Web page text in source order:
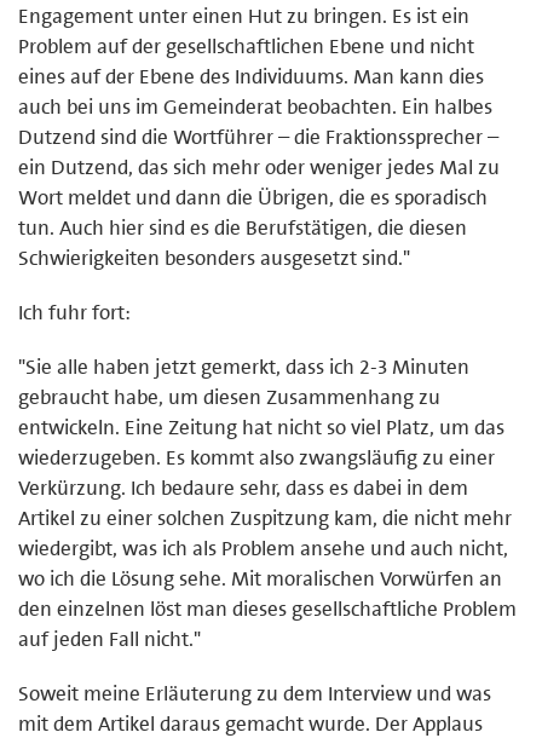
Engagement unter einen Hut zu bringen. Es ist ein
Problem auf der gesellschaftlichen Ebene und nicht
eines auf der Ebene des Individuums. Man kann dies
auch bei uns im Gemeinderat beobachten. Ein halbes
Dutzend sind die Wortführer – die Fraktionssprecher –
ein Dutzend, das sich mehr oder weniger jedes Mal zu
Wort meldet und dann die Übrigen, die es sporadisch
tun. Auch hier sind es die Berufstätigen, die diesen
Schwierigkeiten besonders ausgesetzt sind."
Ich fuhr fort:
"Sie alle haben jetzt gemerkt, dass ich 2-3 Minuten
gebraucht habe, um diesen Zusammenhang zu
entwickeln. Eine Zeitung hat nicht so viel Platz, um das
wiederzugeben. Es kommt also zwangsläufig zu einer
Verkürzung. Ich bedaure sehr, dass es dabei in dem
Artikel zu einer solchen Zuspitzung kam, die nicht mehr
wiedergibt, was ich als Problem ansehe und auch nicht,
wo ich die Lösung sehe. Mit moralischen Vorwürfen an
den einzelnen löst man dieses gesellschaftliche Problem
auf jeden Fall nicht."
Soweit meine Erläuterung zu dem Interview und was
mit dem Artikel daraus gemacht wurde. Der Applaus